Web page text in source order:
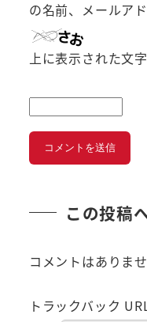
の名前、メールア
上に表示された文
この投稿
コメントはありませ
トラックバック